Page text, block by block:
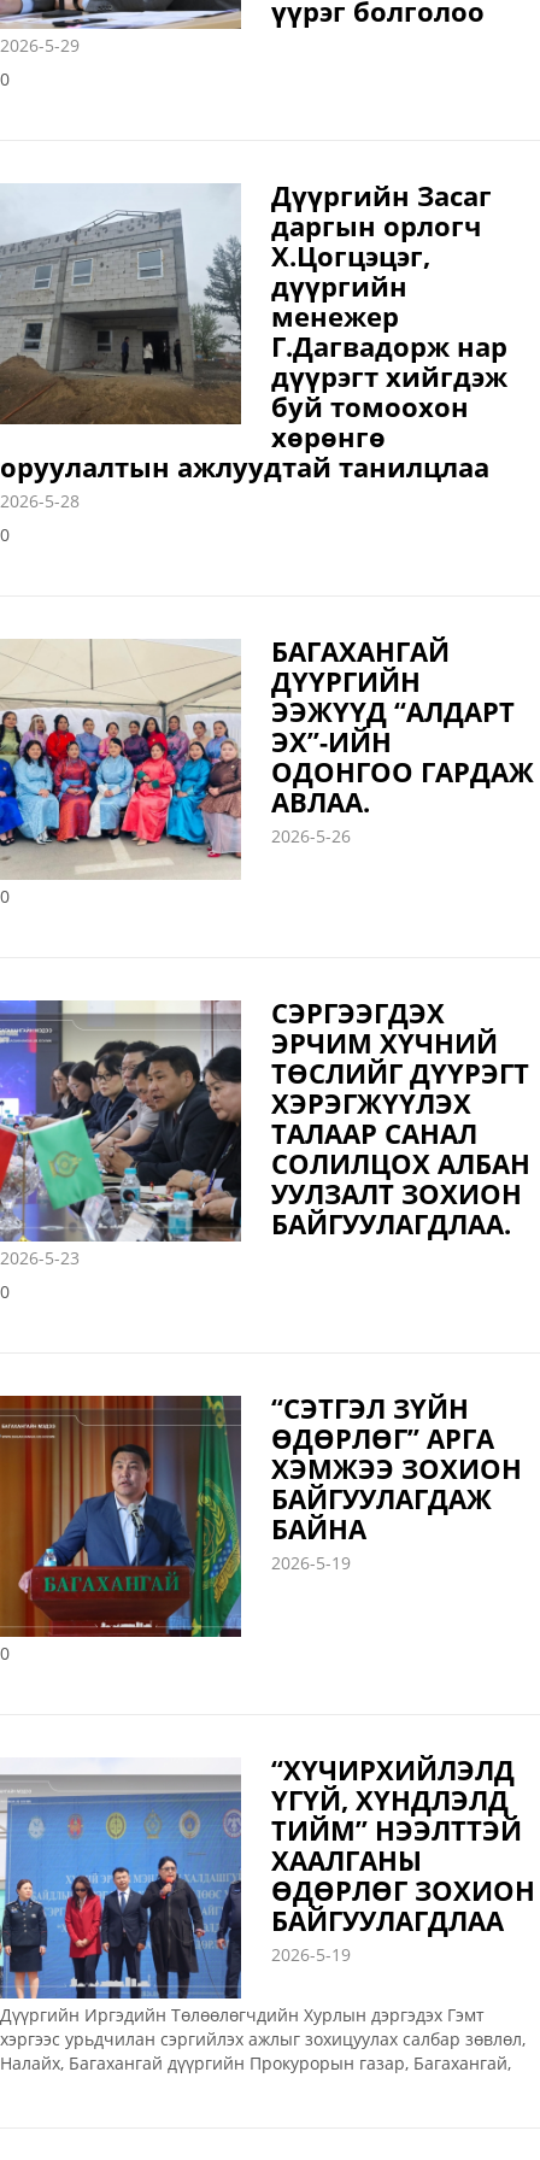
үүрэг болголоо
2026-5-29
0
Дүүргийн Засаг
даргын орлогч
Х.Цогцэцэг,
дүүргийн
менежер
Г.Дагвадорж нар
дүүрэгт хийгдэж
буй томоохон
хөрөнгө
оруулалтын ажлуудтай танилцлаа
2026-5-28
0
БАГАХАНГАЙ
ДҮҮРГИЙН
ЭЭЖҮҮД “АЛДАРТ
ЭХ”-ИЙН
ОДОНГОО ГАРДАЖ
АВЛАА.
2026-5-26
0
СЭРГЭЭГДЭХ
ЭРЧИМ ХҮЧНИЙ
ТӨСЛИЙГ ДҮҮРЭГТ
ХЭРЭГЖҮҮЛЭХ
ТАЛААР САНАЛ
СОЛИЛЦОХ АЛБАН
УУЛЗАЛТ ЗОХИОН
БАЙГУУЛАГДЛАА.
2026-5-23
0
“СЭТГЭЛ ЗҮЙН
ӨДӨРЛӨГ” АРГА
ХЭМЖЭЭ ЗОХИОН
БАЙГУУЛАГДАЖ
БАЙНА
2026-5-19
0
“ХҮЧИРХИЙЛЭЛД
ҮГҮЙ, ХҮНДЛЭЛД
ТИЙМ” НЭЭЛТТЭЙ
ХААЛГАНЫ
ӨДӨРЛӨГ ЗОХИОН
БАЙГУУЛАГДЛАА
2026-5-19
Дүүргийн Иргэдийн Төлөөлөгчдийн Хурлын дэргэдэх Гэмт
хэргээс урьдчилан сэргийлэх ажлыг зохицуулах салбар зөвлөл,
Налайх, Багахангай дүүргийн Прокурорын газар, Багахангай,